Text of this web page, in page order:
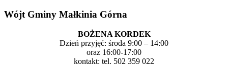
Wójt Gminy Małkinia Górna
BOŻENA KORDEK
Dzień przyjęć: środa 9:00 – 14:00
oraz 16:00-17:00
kontakt: tel. 502 359 022